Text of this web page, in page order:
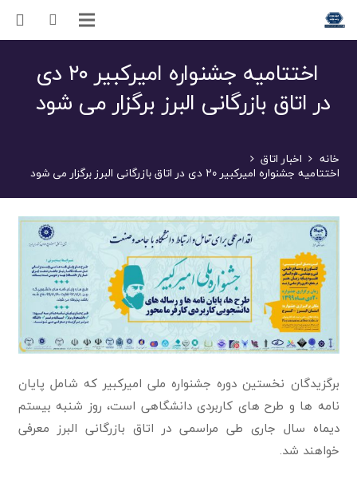
اختتامیه جشنواره امیرکبیر ۲۰ دی
در اتاق بازرگانی البرز برگزار می شود
خانه اخبار اتاق
اختتامیه جشنواره امیرکبیر ۲۰ دی در اتاق بازرگانی البرز برگزار می شود
برگزیدگان نخستین دوره جشنواره ملی امیرکبیر که شامل پایان
نامه ها و طرح های کاربردی دانشگاهی است، روز شنبه بیستم
دیماه سال جاری طی مراسمی در اتاق بازرگانی البرز معرفی
خواهند شد.